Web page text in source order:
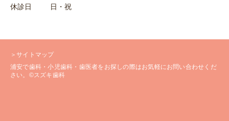
休診日
日・祝
＞サイトマップ
浦安で歯科・小児歯科・歯医者をお探しの際はお気軽にお問い合わせくだ
さい。©スズキ歯科